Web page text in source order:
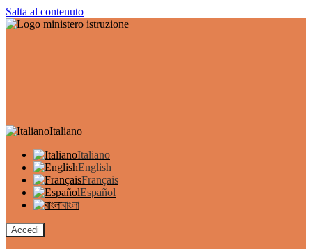
Salta al contenuto
Italiano
Italiano
English
Français
Español
বাংলা
Accedi